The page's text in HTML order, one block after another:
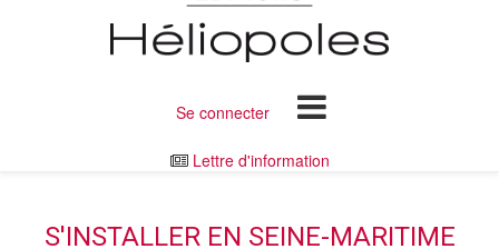
Se connecter
Lettre d'information
S'INSTALLER EN SEINE-MARITIME